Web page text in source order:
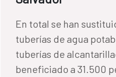
En total se han
tuberías de agua
tuberías de
beneficiado a 31.500